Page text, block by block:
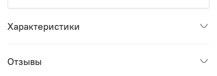
Характеристики
Отзывы